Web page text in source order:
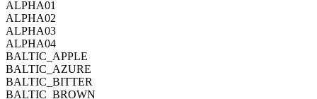
ALPHA01
ALPHA02
ALPHA03
ALPHA04
BALTIC_APPLE
BALTIC_AZURE
BALTIC_BITTER
BALTIC_BROWN